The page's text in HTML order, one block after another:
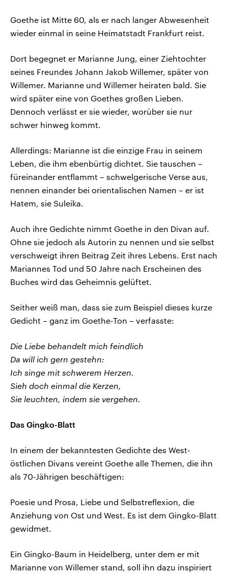
Goethe ist Mitte 60, als er nach langer Abwesenheit
wieder einmal in seine Heimatstadt Frankfurt reist.
Dort begegnet er Marianne Jung, einer Ziehtochter
seines Freundes Johann Jakob Willemer, später von
Willemer. Marianne und Willemer heiraten bald. Sie
wird später eine von Goethes großen Lieben.
Dennoch verlässt er sie wieder, worüber sie nur
schwer hinweg kommt.
Allerdings: Marianne ist die einzige Frau in seinem
Leben, die ihm ebenbürtig dichtet. Sie tauschen –
füreinander entflammt – schwelgerische Verse aus,
nennen einander bei orientalischen Namen – er ist
Hatem, sie Suleika.
Auch ihre Gedichte nimmt Goethe in den Divan auf.
Ohne sie jedoch als Autorin zu nennen und sie selbst
verschweigt ihren Beitrag Zeit ihres Lebens. Erst nach
Mariannes Tod und 50 Jahre nach Erscheinen des
Buches wird das Geheimnis gelüftet.
Seither weiß man, dass sie zum Beispiel dieses kurze
Gedicht – ganz im Goethe-Ton – verfasste:
Die Liebe behandelt mich feindlich
Da will ich gern gestehn:
Ich singe mit schwerem Herzen.
Sieh doch einmal die Kerzen,
Sie leuchten, indem sie vergehen.
Das Gingko-Blatt
In einem der bekanntesten Gedichte des West-
östlichen Divans vereint Goethe alle Themen, die ihn
als 70-Jährigen beschäftigen:
Poesie und Prosa, Liebe und Selbstreflexion, die
Anziehung von Ost und West. Es ist dem Gingko-Blatt
gewidmet.
Ein Gingko-Baum in Heidelberg, unter dem er mit
Marianne von Willemer stand, soll ihn dazu inspiriert